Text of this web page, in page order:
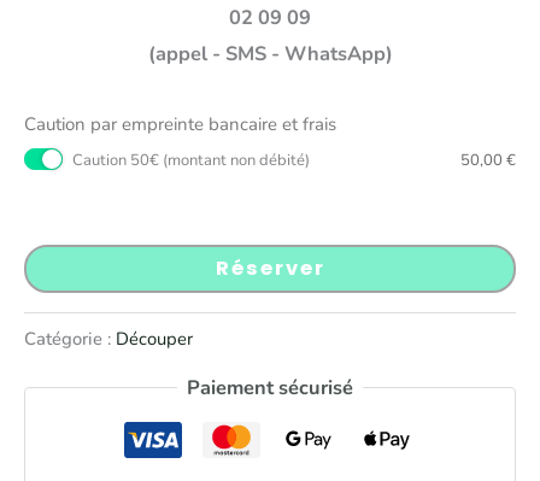
02 09 09
(appel - SMS - WhatsApp)
Caution par empreinte bancaire et frais
Caution 50€ (montant non débité) 50,00 €
Réserver
Catégorie : Découper
Paiement sécurisé